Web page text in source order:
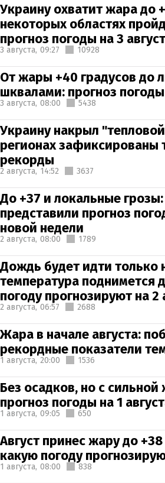
Украину охватит жара до
некоторых областях
прогноз погоды на 3
3 августа, 09:27 10928
От жары +40 градусов до
шквалами: прогноз
3 августа, 08:00 5438
Украину накрыл
регионах зафиксированы
рекорды
2 августа, 14:52 3637
До +37 и локальные
представили прогноз
новой недели
2 августа, 08:00 1789
Дождь будет идти только
температура поднимется
погоду прогнозируют на 2
2 августа, 06:57 2688
Жара в начале августа:
рекордные показатели
1 августа, 20:00 1536
Без осадков, но с
прогноз погоды на 1
1 августа, 09:05 650
Август принес жару до
какую погоду
1 августа, 08:00 838